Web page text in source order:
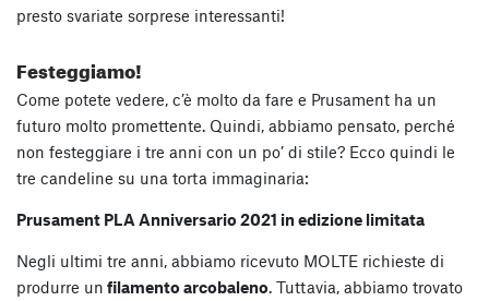
presto svariate sorprese interessanti!
Festeggiamo!
Come potete vedere, c’è molto da fare e Prusament ha un
futuro molto promettente. Quindi, abbiamo pensato, perché
non festeggiare i tre anni con un po’ di stile? Ecco quindi le
tre candeline su una torta immaginaria:
Prusament PLA Anniversario 2021 in edizione limitata
Negli ultimi tre anni, abbiamo ricevuto MOLTE richieste di
produrre un filamento arcobaleno . Tuttavia, abbiamo trovato